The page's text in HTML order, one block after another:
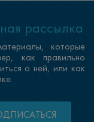
рассылка
которые
как правильно
о ней, или как